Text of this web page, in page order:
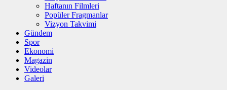
Haftanın Filmleri
Popüler Fragmanlar
Vizyon Takvimi
Gündem
Spor
Ekonomi
Magazin
Videolar
Galeri